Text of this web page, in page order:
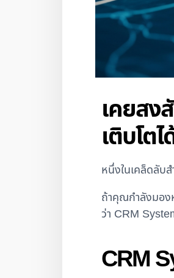
เคยสง
เติบโต
หนึ่งในเคล็ดลับ
ถ้าคุณกำลังมอง
ว่า CRM
CRM